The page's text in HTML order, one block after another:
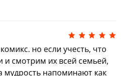
но если учесть, что
смотрим их всей семьей,
мудрость напоминают как